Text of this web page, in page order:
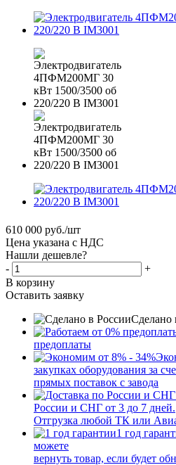
610 000 руб./шт
Цена указана с НДС
Нашли дешевле?
-
+
В корзину
Оставить заявку
Сделано
предоплаты
закупках оборудования за
прямых поставок с завода
России и СНГ от 3 до 7 дней.
Отгрузка любой ТК или
1 год
можете
вернуть товар, если будет